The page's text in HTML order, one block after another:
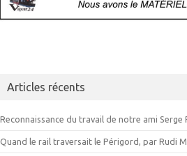
Articles récents
Reconnaissance du travail de notre ami Serge
Quand le rail traversait le Périgord, par Rudi